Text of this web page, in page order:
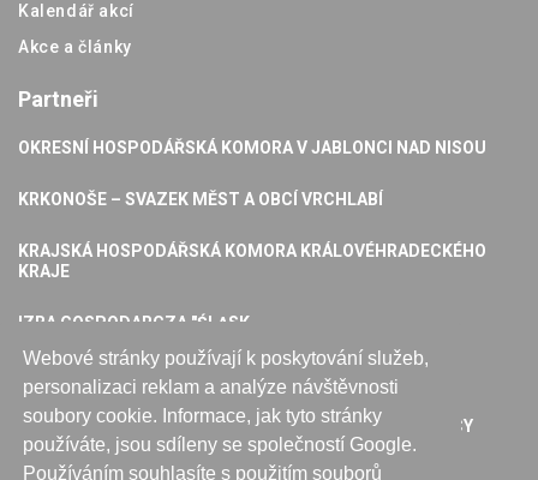
Webové stránky používají k poskytování služeb,
personalizaci reklam a analýze návštěvnosti
soubory cookie. Informace, jak tyto stránky
používáte, jsou sdíleny se společností Google.
Používáním souhlasíte s použitím souborů
Kalendář akcí
Akce a články
Partneři
OKRESNÍ HOSPODÁŘSKÁ KOMORA V JABLONCI NAD NISOU
KRKONOŠE – SVAZEK MĚST A OBCÍ VRCHLABÍ
KRAJSKÁ HOSPODÁŘSKÁ KOMORA KRÁLOVÉHRADECKÉHO
KRAJE
IZBA GOSPODARCZA "ŚLĄSK
KARKONOSKA AGENCJA ROZWOJU REGIONALNEGO S.A
SUDECKA IZBA PRZEMYSŁOWO-HANDLOWA W ŚWIDNICY